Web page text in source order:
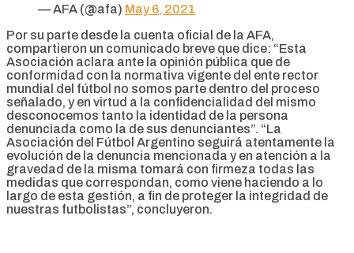
— AFA (@afa) May 6, 2021
Por su parte desde la cuenta oficial de la AFA,
compartieron un comunicado breve que dice: “Esta
Asociación aclara ante la opinión pública que de
conformidad con la normativa vigente del ente rector
mundial del fútbol no somos parte dentro del proceso
señalado, y en virtud a la confidencialidad del mismo
desconocemos tanto la identidad de la persona
denunciada como la de sus denunciantes”. “La
Asociación del Fútbol Argentino seguirá atentamente la
evolución de la denuncia mencionada y en atención a la
gravedad de la misma tomará con firmeza todas las
medidas que correspondan, como viene haciendo a lo
largo de esta gestión, a fin de proteger la integridad de
nuestras futbolistas”, concluyeron.